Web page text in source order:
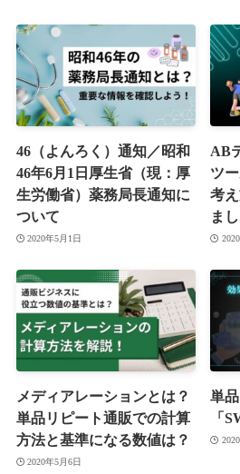
46（よんろく）通知／昭和
46年6月1日厚生省（現：厚
生労働省）薬務局長通知に
ついて
2020年5月1日
AB
ツ
考
ま
メディアレーションとは？
単品リピート通販での計算
方法と基準になる数値は？
2020年5月6日
単
「